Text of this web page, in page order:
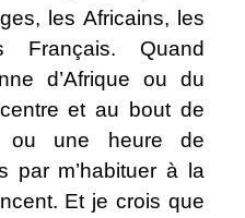
les Africains, les
Français. Quand
d’Afrique ou du
et au bout de
ou une heure de
par m’habituer à la
Et je crois que